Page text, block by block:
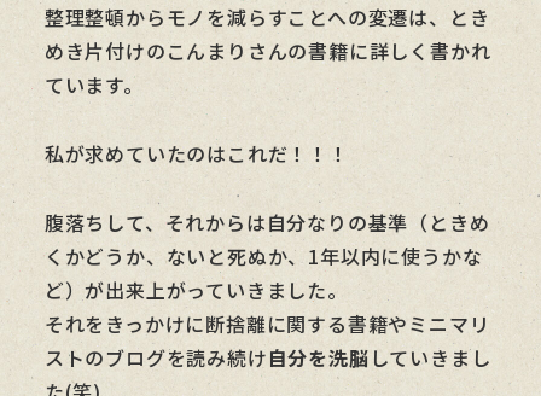
整理整頓からモノを減らすことへの変遷は、とき
めき片付けのこんまりさんの書籍に詳しく書かれ
ています。
私が求めていたのはこれだ！！！
腹落ちして、それからは自分なりの基準（ときめ
くかどうか、ないと死ぬか、1年以内に使うかな
ど）が出来上がっていきました。
それをきっかけに断捨離に関する書籍やミニマリ
ストのブログを読み続け自分を洗脳 していきまし